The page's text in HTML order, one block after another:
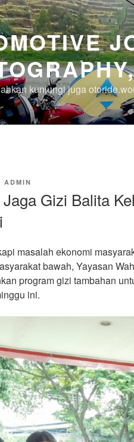
kunjungi juga
ADMIN
Gizi Balita
masalah ekonomi
bawah, Yayasan
program gizi tambahan
ini.